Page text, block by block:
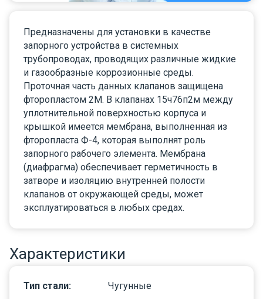
Предназначены для установки в качестве
запорного устройства в системных
трубопроводах, проводящих различные жидкие
и газообразные коррозионные среды.
Проточная часть данных клапанов защищена
фторопластом 2М. В клапанах 15ч76п2м между
уплотнительной поверхностью корпуса и
крышкой имеется мембрана, выполненная из
фторопласта Ф-4, которая выполнят роль
запорного рабочего элемента. Мембрана
(диафрагма) обеспечивает герметичность в
затворе и изоляцию внутренней полости
клапанов от окружающей среды, может
эксплуатироваться в любых средах.
Характеристики
Тип стали: Чугунные